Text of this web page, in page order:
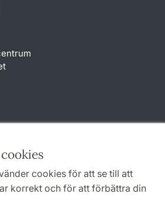
cookies för att se till att
korrekt och för att förbättra din